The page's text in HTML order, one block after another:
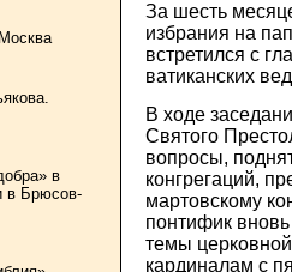
в
в Брюсов-
За шесть
избрания на
встретился с
ватиканских
В ходе
Святого
вопросы,
конгрегаций,
мартовскому
понтифик
темы
кардиналам с